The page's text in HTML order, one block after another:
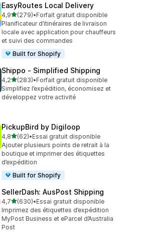
EasyRoutes Local Delivery
4,9étoile(s) sur 5
(279)
279 avis au total
•Forfait gratuit disponible
Planificateur d’itinéraires de livraison
locale avec application pour chauffeurs
et suivi des commandes
Built for Shopify
Shippo ‑ Simplified Shipping
4,2étoile(s) sur 5
(283)
283 avis au total
•Forfait gratuit disponible
Simplifiez l’expédition, économisez et
développez votre activité
PickupBird by Digiloop
4,8étoile(s) sur 5
(62)
62 avis au total
•Essai gratuit disponible
Ajouter plusieurs points de retrait à la
boutique et imprimer des étiquettes
d’expédition
Built for Shopify
SellerDash: AusPost Shipping
4,7étoile(s) sur 5
(630)
630 avis au total
•Essai gratuit disponible
Imprimez des étiquettes d’expédition
MyPost Business et eParcel d’Australia
Post